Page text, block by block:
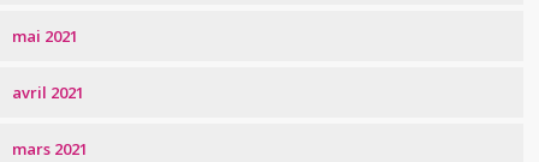
mai 2021
avril 2021
mars 2021